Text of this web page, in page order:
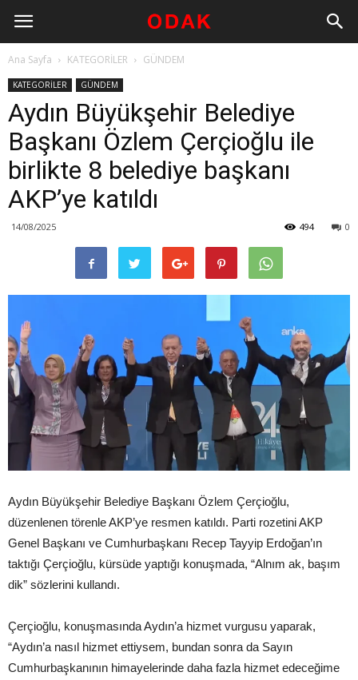
Ana Sayfa KATEGORİLER GÜNDEM
KATEGORİLER GÜNDEM
Aydın Büyükşehir Belediye
Başkanı Özlem Çerçioğlu ile
birlikte 8 belediye başkanı
AKP’ye katıldı
14/08/2025 0
494
Aydın Büyükşehir Belediye Başkanı Özlem Çerçioğlu,
düzenlenen törenle AKP’ye resmen katıldı. Parti rozetini AKP
Genel Başkanı ve Cumhurbaşkanı Recep Tayyip Erdoğan’ın
taktığı Çerçioğlu, kürsüde yaptığı konuşmada, “Alnım ak, başım
dik” sözlerini kullandı.
Çerçioğlu, konuşmasında Aydın’a hizmet vurgusu yaparak,
“Aydın’a nasıl hizmet ettiysem, bundan sonra da Sayın
Cumhurbaşkanının himayelerinde daha fazla hizmet edeceğime